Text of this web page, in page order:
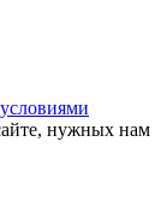
условиями
нужных нам